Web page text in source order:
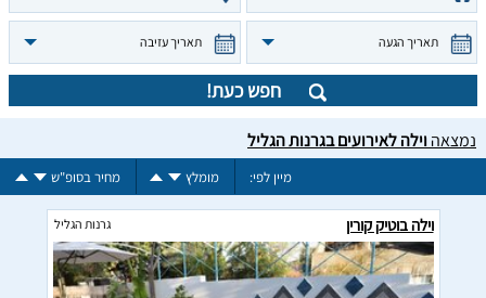
תאריך הגעה תאריך עזיבה
חפש כעת!
נמצאהוילה לאירועים בגרנות הגליל
מיין לפי: מומלץ מחיר בסופ"ש
וילה בוטיק קורין גרנות הגליל